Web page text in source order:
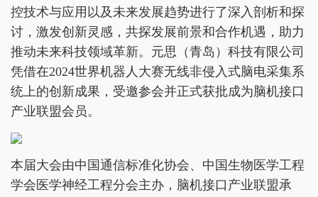
控技术与应用以及未来发展趋势进行了深入剖析和探
讨，激发创新灵感，共探发展前景和合作机遇，助力
推动未来科技领域革新。元思（青岛）科技有限公司
凭借在2024世界机器人大赛无线非侵入式脑电采集系
统上的创新成果，受邀参会并正式获批成为脑机接口
产业联盟会员。
本届大会由中国通信标准化协会、中国生物医学工程
学会医学神经工程分会主办，脑机接口产业联盟承